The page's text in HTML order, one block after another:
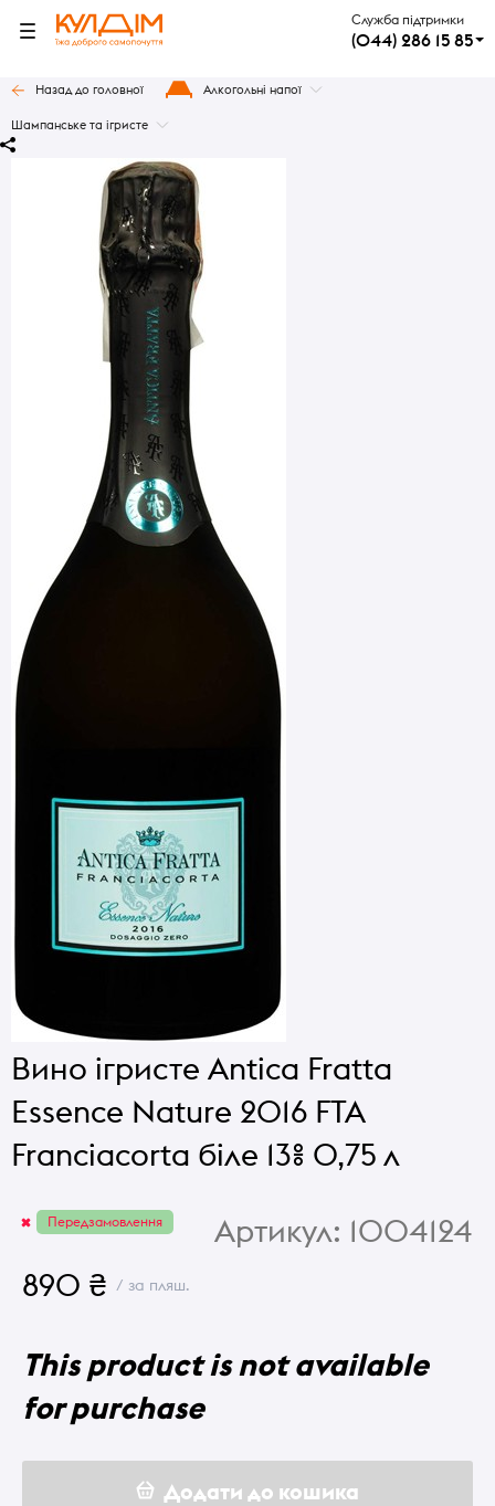
Служба підтримки
(044) 286 15 85
Назад до головної Алкогольні напої
Шампанське та ігристе
Вино ігристе Antica Fratta
Essence Nature 2016 FTA
Franciacorta біле 13% 0,75 л
Передзамовлення Артикул: 1004124
890 ₴ / за пляш.
This product is not available
for purchase
Додати до кошика